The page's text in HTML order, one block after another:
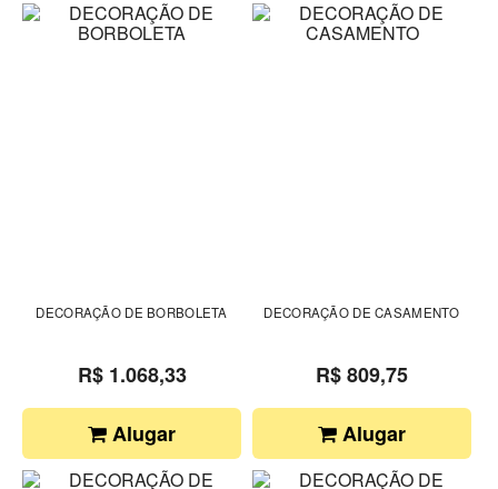
DECORAÇÃO DE BORBOLETA
R$ 1.068,33
Alugar
DECORAÇÃO DE CASAMENTO
R$ 809,75
Alugar